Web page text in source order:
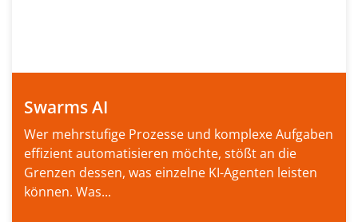
Swarms AI
Wer mehrstufige Prozesse und komplexe Aufgaben
effizient automatisieren möchte, stößt an die
Grenzen dessen, was einzelne KI-Agenten leisten
können. Was...